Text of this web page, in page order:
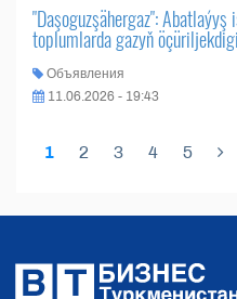
"Daşoguzşähergaz":
toplumlarda gazyň
Объявления
11.06.2026 - 19:43
1 2 3 4 5